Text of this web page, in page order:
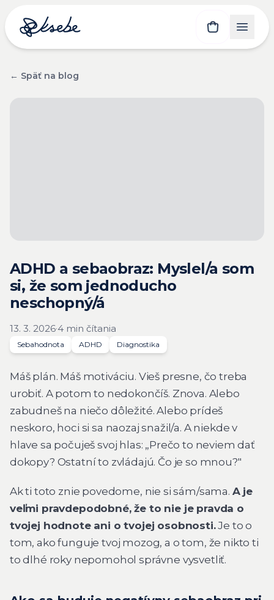
← Späť na blog
ADHD a sebaobraz: Myslel/a som
si, že som jednoducho
neschopný/á
13. 3. 2026·4 min čítania
Sebahodnota ADHD Diagnostika
Máš plán. Máš motiváciu. Vieš presne, čo treba
urobiť. A potom to nedokončíš. Znova. Alebo
zabudneš na niečo dôležité. Alebo prídeš
neskoro, hoci si sa naozaj snažil/a. A niekde v
hlave sa počuješ svoj hlas: „Prečo to neviem dať
dokopy? Ostatní to zvládajú. Čo je so mnou?"
Ak ti toto znie povedome, nie si sám/sama. A je
veľmi pravdepodobné, že to nie je pravda o
tvojej hodnote ani o tvojej osobnosti.Je to o
tom, ako funguje tvoj mozog, a o tom, že nikto ti
to dlhé roky nepomohol správne vysvetliť.